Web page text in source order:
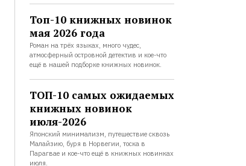
Топ-10 книжных новинок
мая 2026 года
Роман на трёх языках, много чудес,
атмосферный островной детектив и кое-что
ещё в нашей подборке книжных новинок.
ТОП-10 самых ожидаемых
книжных новинок
июля-2026
Японский минимализм, путешествие сквозь
Малайзию, буря в Норвегии, тоска в
Парагвае и кое-что ещё в книжных новинках
июля.